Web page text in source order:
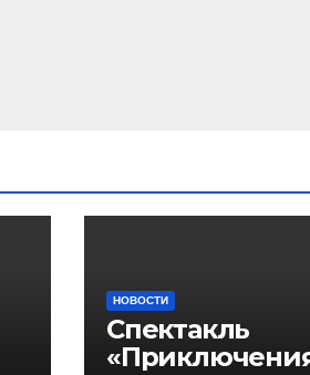
НОВОСТИ
Спектакль